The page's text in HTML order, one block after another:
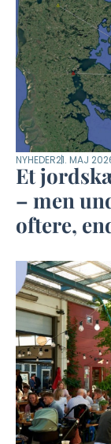
NYHEDER21. MAJ
Et
– men
oftere,